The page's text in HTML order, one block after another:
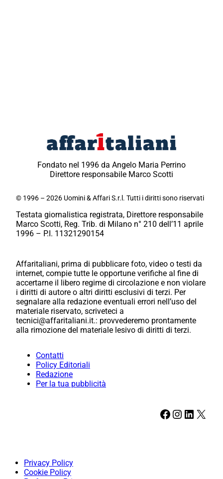
Fondato nel 1996 da Angelo Maria Perrino
Direttore responsabile Marco Scotti
© 1996 – 2026 Uomini & Affari S.r.l. Tutti i diritti sono riservati
Testata giornalistica registrata, Direttore responsabile
Marco Scotti, Reg. Trib. di Milano n° 210 dell’11 aprile
1996 – P.I. 11321290154
Affaritaliani, prima di pubblicare foto, video o testi da
internet, compie tutte le opportune verifiche al fine di
accertarne il libero regime di circolazione e non violare
i diritti di autore o altri diritti esclusivi di terzi. Per
segnalare alla redazione eventuali errori nell’uso del
materiale riservato, scriveteci a
tecnici@affaritaliani.it.: provvederemo prontamente
alla rimozione del materiale lesivo di diritti di terzi.
Contatti
Policy Editoriali
Redazione
Per la tua pubblicità
Facebook Instagram LinkedIn X
Privacy Policy
Cookie Policy